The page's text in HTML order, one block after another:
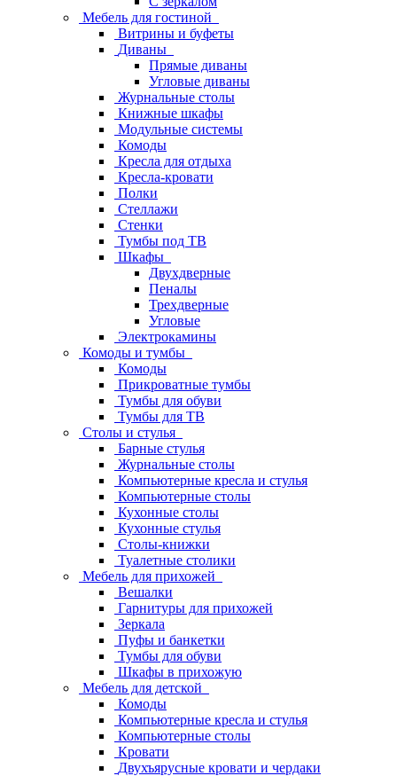
Мебель для гостиной
Витрины и буфеты
Диваны
Прямые диваны
Угловые диваны
Журнальные столы
Книжные шкафы
Модульные системы
Комоды
Кресла для отдыха
Кресла-кровати
Полки
Стеллажи
Стенки
Тумбы под ТВ
Шкафы
Двухдверные
Пеналы
Трехдверные
Угловые
Электрокамины
Комоды и тумбы
Комоды
Прикроватные тумбы
Тумбы для обуви
Тумбы для ТВ
Столы и стулья
Барные стулья
Журнальные столы
Компьютерные кресла и стулья
Компьютерные столы
Кухонные столы
Кухонные стулья
Столы-книжки
Туалетные столики
Мебель для прихожей
Вешалки
Гарнитуры для прихожей
Зеркала
Пуфы и банкетки
Тумбы для обуви
Шкафы в прихожую
Мебель для детской
Комоды
Компьютерные кресла и стулья
Компьютерные столы
Кровати
Двухъярусные кровати и чердаки